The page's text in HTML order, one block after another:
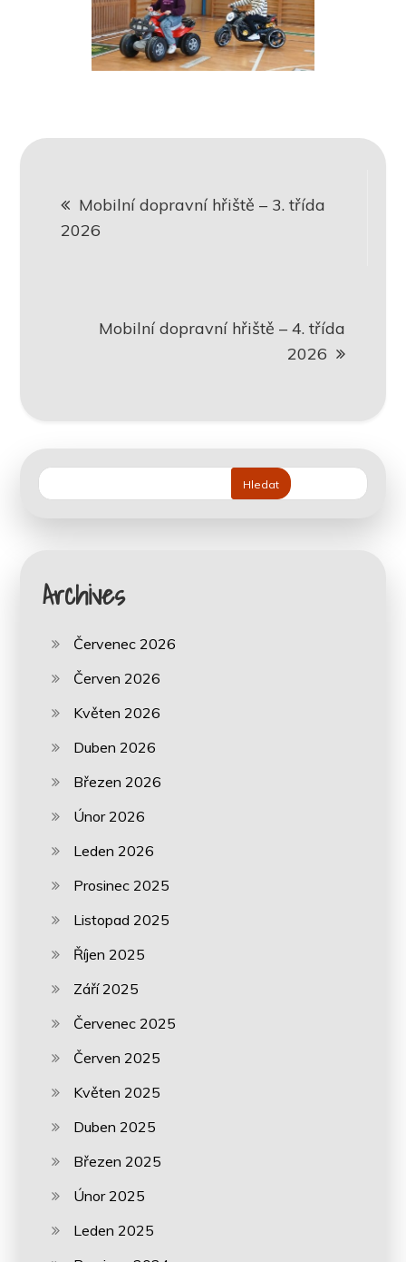
proMobilní dopravní hřiště – 3. třída
2026
Mobilní dopravní hřiště – 4. třída
2026
Hledat
Archives
Červenec 2026
Červen 2026
Květen 2026
Duben 2026
Březen 2026
Únor 2026
Leden 2026
Prosinec 2025
Listopad 2025
Říjen 2025
Září 2025
Červenec 2025
Červen 2025
Květen 2025
Duben 2025
Březen 2025
Únor 2025
Leden 2025